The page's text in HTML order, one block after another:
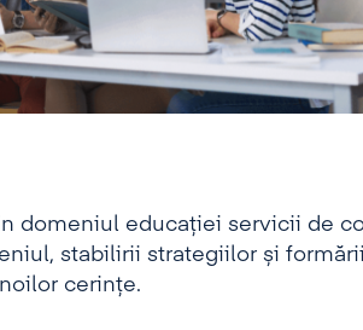
domeniul educației servicii de
stabilirii strategiilor și
cerințe.